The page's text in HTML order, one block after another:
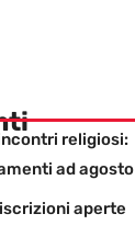
religiosi:
ad agosto
aperte